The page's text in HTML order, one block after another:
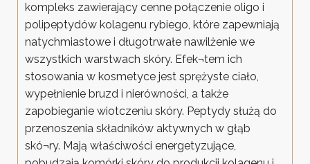
kompleks zawierający cenne połączenie oligo i
polipeptydów kolagenu rybiego, które zapewniają
natychmiastowe i długotrwałe nawilżenie we
wszystkich warstwach skóry. Efek¬tem ich
stosowania w kosmetyce jest sprężyste ciało,
wypełnienie bruzd i nierówności, a także
zapobieganie wiotczeniu skóry. Peptydy służą do
przenoszenia składników aktywnych w głąb
skó¬ry. Mają właściwości energetyzujące,